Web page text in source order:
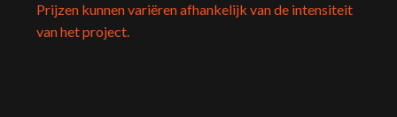
Prijzen kunnen variëren afhankelijk van de intensiteit
van het project.